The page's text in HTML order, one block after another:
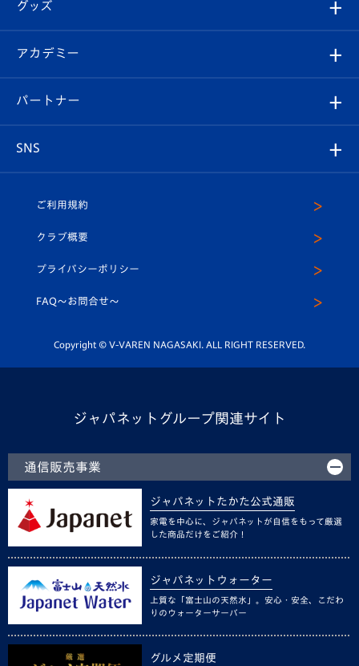
チケット
イベント
メディア
ホームタウン
スタッフプロフィール
マスコット紹介
平和祈念活動
ホームタウン活動
Revive Team
ヴィヴィくんの長崎おもてなしガイド
フォトギャラリー
スタジアムグルメ
V-LOVERS（ファンクラブ）
プレイヤーズスイート
グッズ
オンラインショップ
店舗情報
アカデミー
育成からのお知らせ
U-18
スクール
パートナー
SNS
ヴィヴィくんインスタグラム
公式LINE＠
ご利用規約
クラブ概要
プライバシーポリシー
FAQ〜お問合せ〜
Copyright © V-VAREN NAGASAKI. ALL RIGHT RESERVED.
ジャパネットグループ関連サイト
通信販売事業
ジャパネットたかた公式通販
家電を中心に、ジャパネットが自信をもって厳選
した商品だけをご紹介！
ジャパネットウォーター
上質な「富士山の天然水」。安心・安全、こだわ
りのウォーターサーバー
グルメ定期便